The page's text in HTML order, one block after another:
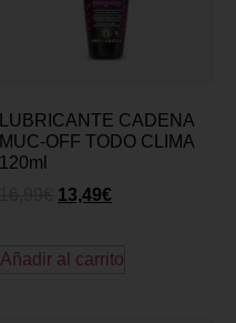
LUBRICANTE CADENA
MUC-OFF TODO CLIMA
120ml
13,49€
Añadir al carrito